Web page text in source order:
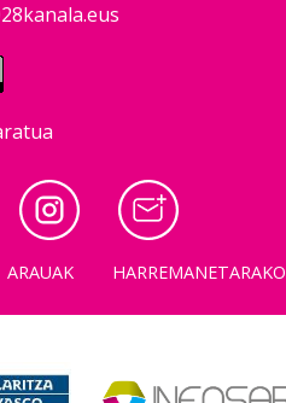
ARAUAK HARREMANETARAKO